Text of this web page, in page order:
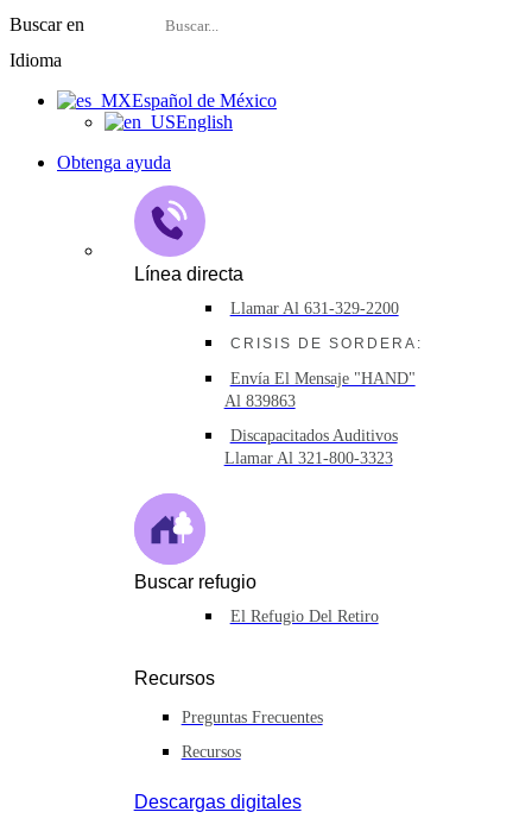
Buscar en
Idioma
Español de México
English
Obtenga ayuda
Línea directa
Llamar Al 631-329-2200
CRISIS DE SORDERA:
Envía El Mensaje "HAND"
Al 839863
Discapacitados Auditivos
Llamar Al 321-800-3323
Buscar refugio
El Refugio Del Retiro
Recursos
Preguntas Frecuentes
Recursos
Descargas digitales